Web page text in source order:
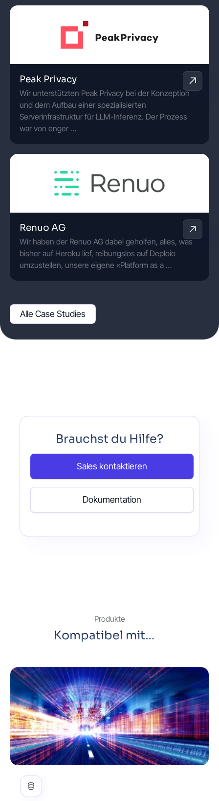
Peak Privacy
Wir unterstützten Peak Privacy bei der Konzeption
und dem Aufbau einer spezialisierten
Serverinfrastruktur für LLM-Inferenz. Der Prozess
war von enger …
Renuo AG
Wir haben der Renuo AG dabei geholfen, alles, was
bisher auf Heroku lief, reibungslos auf Deploio
umzustellen, unsere eigene «Platform as a …
Alle Case Studies
Brauchst du Hilfe?
Sales kontaktieren
Dokumentation
Produkte
Kompatibel mit…